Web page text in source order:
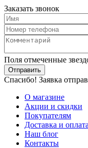
Заказать звонок
Поля отмеченные
Спасибо! Заявка
О магазине
Акции и скидки
Покупателям
Доставка и оплата
Наш блог
Контакты